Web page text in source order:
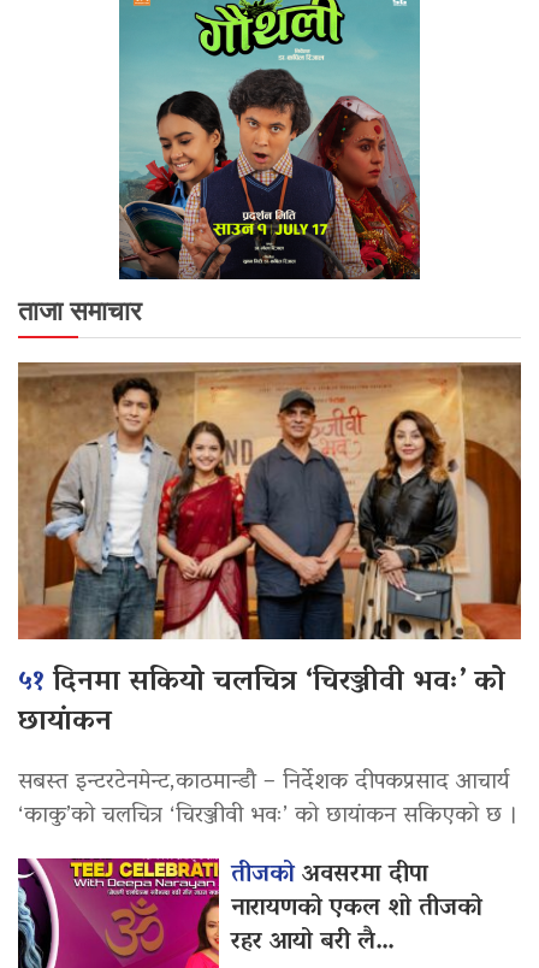
ताजा समाचार
५१दिनमा सकियो चलचित्र ‘चिरञ्जीवी भवः’ को
छायांकन
सबस्त इन्टरटेनमेन्ट,काठमान्डौ – निर्देशक दीपकप्रसाद आचार्य
‘काकु’को चलचित्र ‘चिरञ्जीवी भवः’ को छायांकन सकिएको छ ।
तीजकोअवसरमा दीपा
नारायणको एकल शो तीजको
रहर आयो बरी लै…